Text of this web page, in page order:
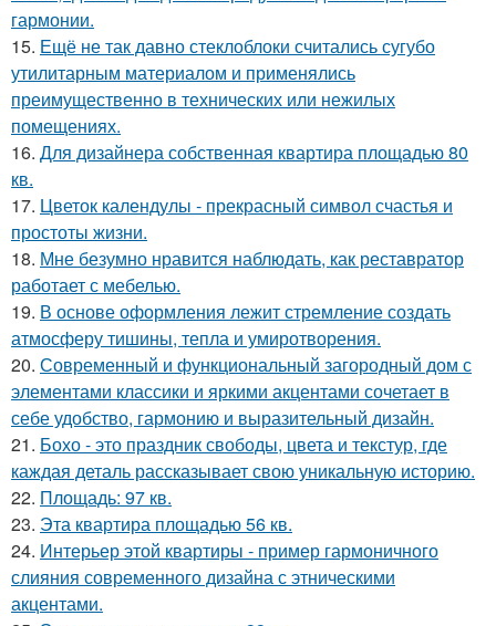
гармонии.
15. Ещё не так давно стеклоблоки считались сугубо
утилитарным материалом и применялись
преимущественно в технических или нежилых
помещениях.
16. Для дизайнера собственная квартира площадью 80
кв.
17. Цветок календулы - прекрасный символ счастья и
простоты жизни.
18. Мне безумно нравится наблюдать, как реставратор
работает с мебелью.
19. В основе оформления лежит стремление создать
атмосферу тишины, тепла и умиротворения.
20. Современный и функциональный загородный дом с
элементами классики и яркими акцентами сочетает в
себе удобство, гармонию и выразительный дизайн.
21. Бохо - это праздник свободы, цвета и текстур, где
каждая деталь рассказывает свою уникальную историю.
22. Площадь: 97 кв.
23. Эта квартира площадью 56 кв.
24. Интерьер этой квартиры - пример гармоничного
слияния современного дизайна с этническими
акцентами.